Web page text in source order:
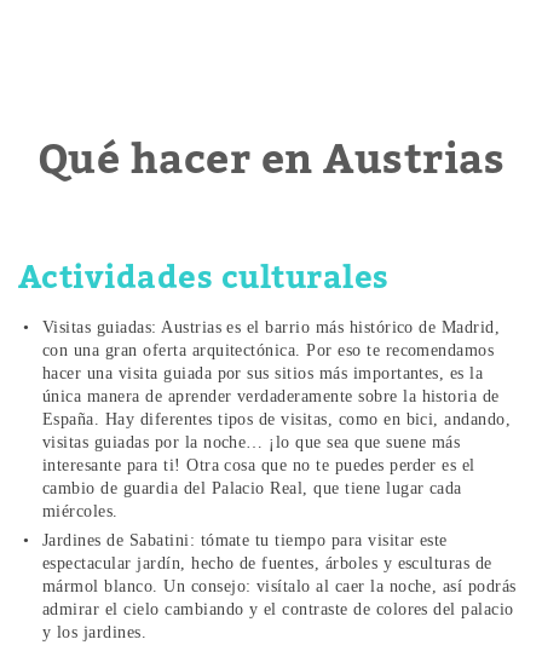
Qué hacer en Austrias
Actividades culturales
Visitas guiadas: Austrias es el barrio más histórico de Madrid,
con una gran oferta arquitectónica. Por eso te recomendamos
hacer una visita guiada por sus sitios más importantes, es la
única manera de aprender verdaderamente sobre la historia de
España. Hay diferentes tipos de visitas, como en bici, andando,
visitas guiadas por la noche… ¡lo que sea que suene más
interesante para ti! Otra cosa que no te puedes perder es el
cambio de guardia del Palacio Real, que tiene lugar cada
miércoles.
Jardines de Sabatini: tómate tu tiempo para visitar este
espectacular jardín, hecho de fuentes, árboles y esculturas de
mármol blanco. Un consejo: visítalo al caer la noche, así podrás
admirar el cielo cambiando y el contraste de colores del palacio
y los jardines.